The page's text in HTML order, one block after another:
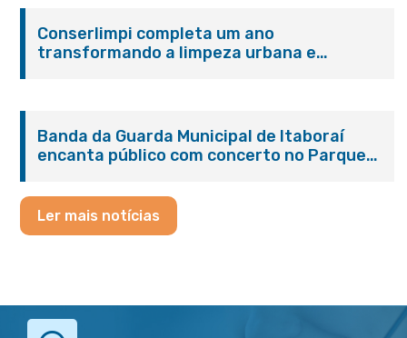
Conserlimpi completa um ano
transformando a limpeza urbana e
Banda da Guarda Municipal de Itaboraí
encanta público com concerto no Parque
Ler mais notícias